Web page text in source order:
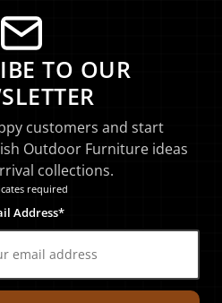
TO OUR
customers and start
Outdoor Furniture ideas
collections.
required
Address*